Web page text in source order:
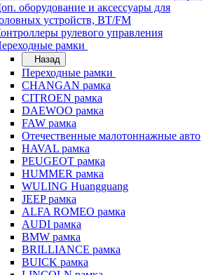
оборудование и аксессуары для
устройств, BT/FM
рулевого управления
рамки
Назад
Переходные рамки
CHANGAN рамка
CITROEN рамка
DAEWOO рамка
FAW рамка
Отечественные малотоннажные авто
HAVAL рамка
PEUGEOT рамка
HUMMER рамка
WULING Huangguang
JEEP рамка
ALFA ROMEO рамка
AUDI рамка
BMW рамка
BRILLIANCE рамка
BUICK рамка